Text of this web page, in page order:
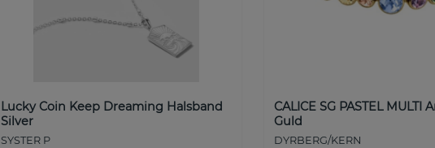
Lucky Coin Keep Dreaming Halsband
Silver
SYSTER P
CALICE SG PASTEL MULTI
Guld
DYRBERG/KERN